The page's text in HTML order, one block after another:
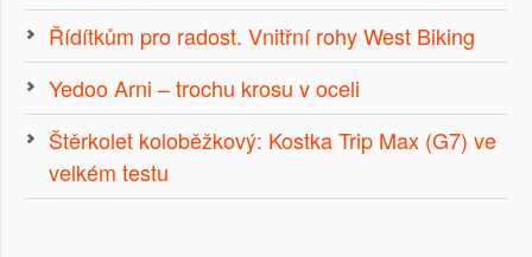
Řídítkům pro radost. Vnitřní rohy West Biking
Yedoo Arni – trochu krosu v oceli
Štěrkolet koloběžkový: Kostka Trip Max (G7) ve
velkém testu